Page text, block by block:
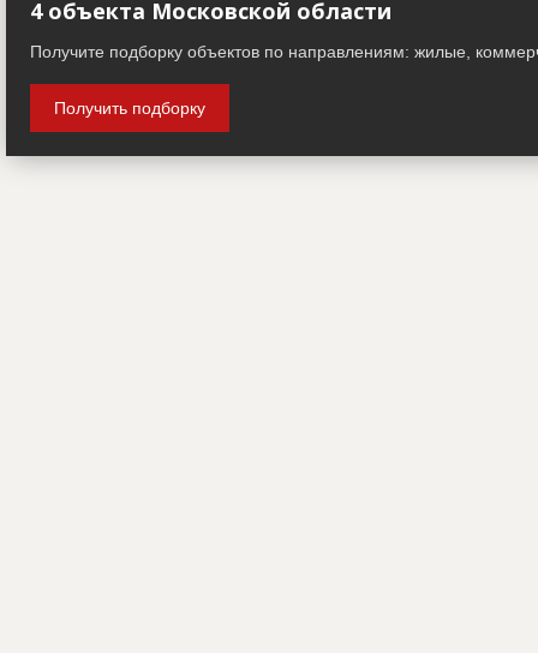
4 объекта Московской области
Получите подборку объектов по направлениям: жилые,
Получить подборку